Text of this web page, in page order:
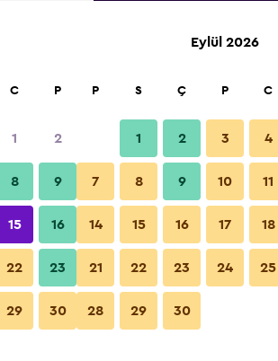
Göster
Göster
C P
1 2
8 9
15 16
22 23
29 30
Eylül 2026
P S Ç P C
1 2 3 4
7 8 9 10 11
14 15 16 17 18
21 22 23 24 25
28 29 30